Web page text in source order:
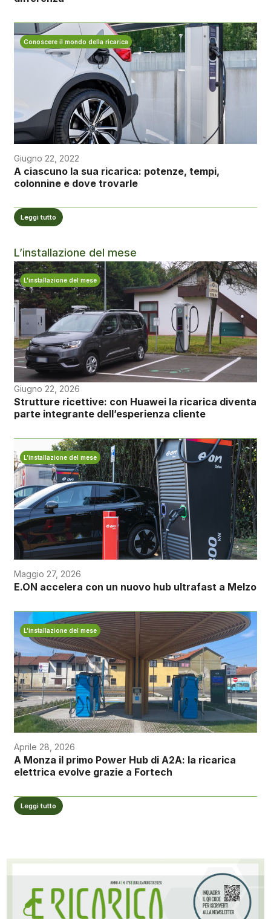
Conoscere il mondo della ricarica
Giugno 22, 2022
A ciascuno la sua ricarica: potenze, tempi,
colonnine e dove trovarle
Leggi tutto
L’installazione del mese
L’installazione del mese
Giugno 22, 2026
Strutture ricettive: con Huawei la ricarica diventa
parte integrante dell’esperienza cliente
L’installazione del mese
Maggio 27, 2026
E.ON accelera con un nuovo hub ultrafast a Melzo
L’installazione del mese
Aprile 28, 2026
A Monza il primo Power Hub di A2A: la ricarica
elettrica evolve grazie a Fortech
Leggi tutto